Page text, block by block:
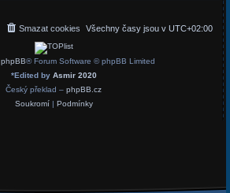
Všechny časy jsou v UTC+02:00
Smazat cookies
phpBB® Forum Software © phpBB Limited
*Edited by Asmir 2020
Český překlad – phpBB.cz
Soukromí| Podmínky